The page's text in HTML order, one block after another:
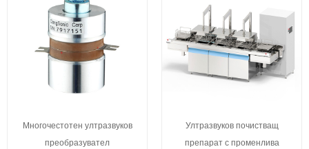
Многочестотен ултразвуков
преобразувател
Ултразвуков почистващ
препарат с променлива